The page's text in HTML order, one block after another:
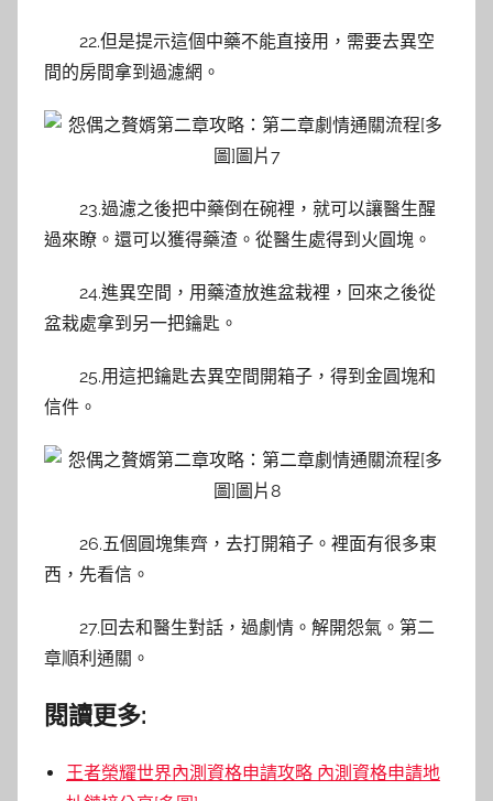
22.但是提示這個中藥不能直接用，需要去異空
間的房間拿到過濾網。
23.過濾之後把中藥倒在碗裡，就可以讓醫生醒
過來瞭。還可以獲得藥渣。從醫生處得到火圓塊。
24.進異空間，用藥渣放進盆栽裡，回來之後從
盆栽處拿到另一把鑰匙。
25.用這把鑰匙去異空間開箱子，得到金圓塊和
信件。
26.五個圓塊集齊，去打開箱子。裡面有很多東
西，先看信。
27.回去和醫生對話，過劇情。解開怨氣。第二
章順利通關。
閱讀更多:
王者榮耀世界內測資格申請攻略 內測資格申請地